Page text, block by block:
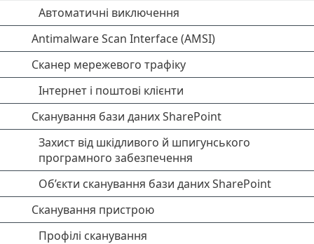
Автоматичні виключення
Antimalware Scan Interface (AMSI)
Сканер мережевого трафіку
Інтернет і поштові клієнти
Сканування бази даних SharePoint
Захист від шкідливого й шпигунського
програмного забезпечення
Об’єкти сканування бази даних SharePoint
Сканування пристрою
Профілі сканування